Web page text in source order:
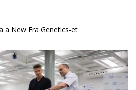
a New Era Genetics-et